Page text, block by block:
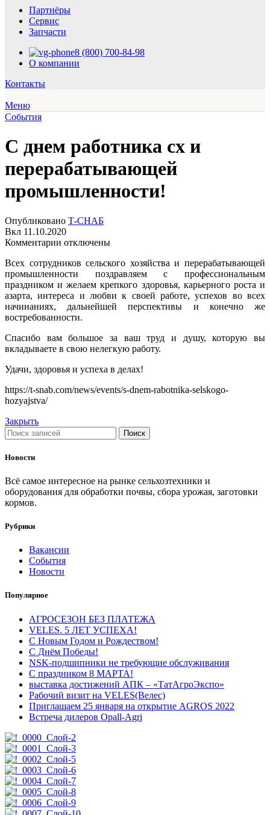
Партнёры
Сервис
Запчасти
8 (800) 700-84-98
О компании
Контакты
Меню
События
С днем работника сх и
перерабатывающей
промышленности!
Опубликовано Т-СНАБ
Вкл 11.10.2020
Комментарии к
С
днем
работника
сх
перерабатывающей
отключены
Всех сотрудников сельского хозяйства и перерабатывающей
промышленности поздравляем с профессиональным
праздником и желаем крепкого здоровья, карьерного роста и
азарта, интереса и любви к своей работе, успехов во всех
начинаниях, дальнейшей перспективы и конечно же
востребованности.
Спасибо вам большое за ваш труд и душу, которую вы
вкладываете в свою нелегкую работу.
Удачи, здоровья и успеха в делах!
https://t-snab.com/news/events/s-dnem-rabotnika-selskogo-
hozyajstva/
Закрыть
Поиск
Новости
Всё самое интересное на рынке сельхозтехники и
оборудования для обработки почвы, сбора урожая, заготовки
кормов.
Рубрики
Вакансии
События
Новости
Популярное
АГРОСЕЗОН БЕЗ ПЛАТЕЖА
VELES. 5 ЛЕТ УСПЕХА!
С Новым Годом и Рождеством!
С Днём Победы!
NSK-подшипники не требующие обслуживания
С праздником 8 МАРТА!
выставка достижений АПК – «ТатАгроЭкспо»
Рабочий визит на VELES(Велес)
Приглашаем 25 января на открытие AGROS 2022
Встреча дилеров Opall-Agri